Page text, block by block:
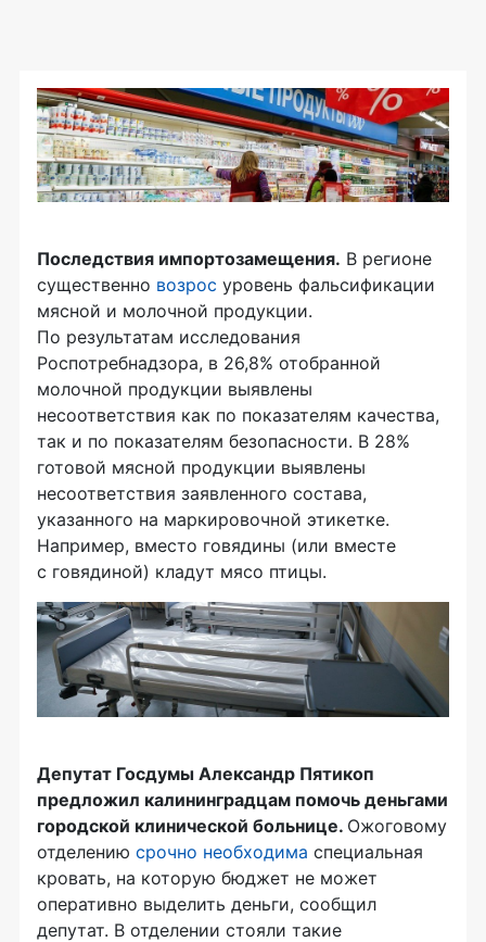
Последствия импортозамещения. В регионе
существенно возрос уровень фальсификации
мясной и молочной продукции.
По результатам исследования
Роспотребнадзора, в 26,8% отобранной
молочной продукции выявлены
несоответствия как по показателям качества,
так и по показателям безопасности. В 28%
готовой мясной продукции выявлены
несоответствия заявленного состава,
указанного на маркировочной этикетке.
Например, вместо говядины (или вместе
с говядиной) кладут мясо птицы.
Депутат Госдумы Александр Пятикоп
предложил калининградцам помочь деньгами
городской клинической больнице. Ожоговому
отделению срочно необходима специальная
кровать, на которую бюджет не может
оперативно выделить деньги, сообщил
депутат. В отделении стояли такие